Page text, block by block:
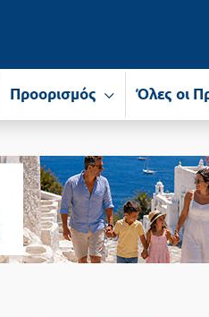
Προορισμός Όλες οι